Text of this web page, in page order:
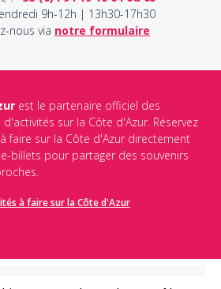
9h-12h | 13h30-17h30
nous via notre formulaire
est le partenaire officiel des
sur la Côte d'Azur. Réservez
faire sur la Côte d'Azur directement
billets pour partager des souvenirs
à faire sur la Côte d'Azur